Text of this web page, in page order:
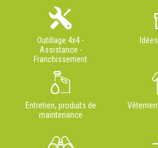
Outillage 4x4 -
Assistance -
Franchissement
Entretien, produits de
maintenance